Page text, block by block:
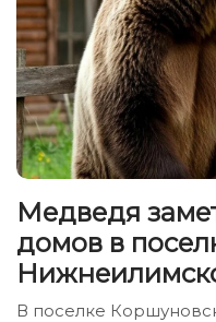
Медведя
домов в
В поселке